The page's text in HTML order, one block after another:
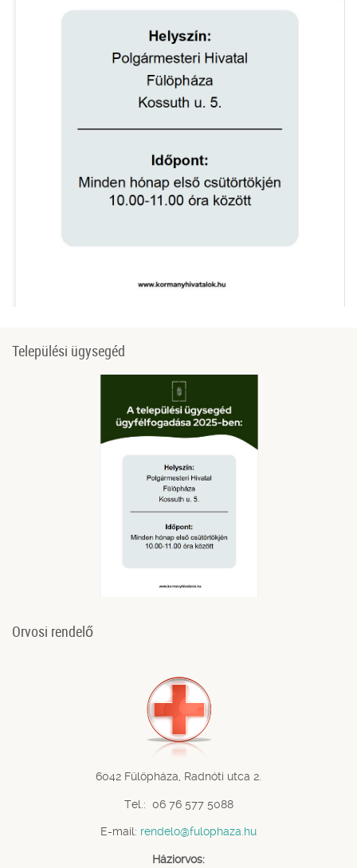
Települési ügysegéd
Orvosi rendelő
6042 Fülöpháza, Radnóti utca 2.
Tel.: 06 76 577 5088
E-mail: rendelo@fulophaza.hu
Háziorvos: